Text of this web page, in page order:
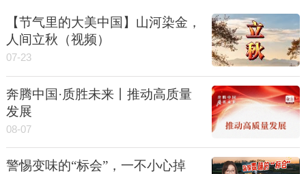
【节气里的大美中国】山河染金，
人间立秋（视频）
07-23
奔腾中国·质胜未来丨推动高质量
发展
08-07
警惕变味的“标会”，一不小心掉